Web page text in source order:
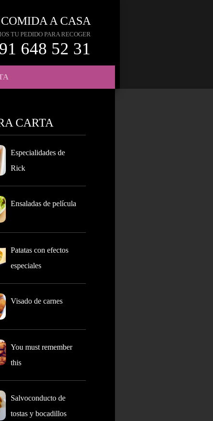
A CASA
TU PEDIDO PARA RECOGER
91 648 52 31
CARTA
Especialidades de
Rick
Ensaladas de película
Patatas con efectos
especiales
Visado de carnes
You must remember
this
Salvoconducto de
tostas y bocadillos